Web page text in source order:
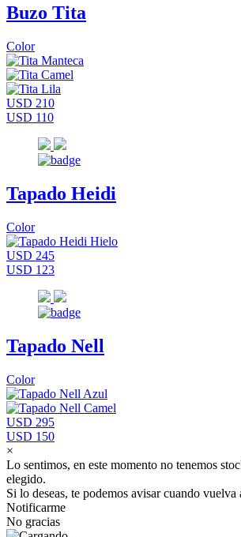
Buzo Tita
Color
USD 210
USD 110
Tapado Heidi
Color
USD 245
USD 123
Tapado Nell
Color
USD 295
USD 150
×
Lo sentimos, en este momento no tenemos
elegido.
Si lo deseas, te podemos avisar cuando vuelva
Notificarme
No gracias